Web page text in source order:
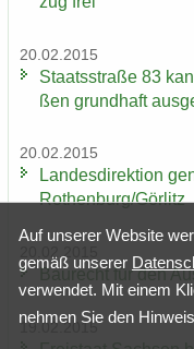
20.02.2015
Staats­stra­ße 83
ßen grund­haft
20.02.2015
Lan­des­di­rek­ti­on
Ro­then­burg/Gör­litz
Bau­recht für den
19.02.2015
Auf un­se­rer Web­site
gemäß un­se­rer
ver­wen­det. Mit einem
neh­men Sie den